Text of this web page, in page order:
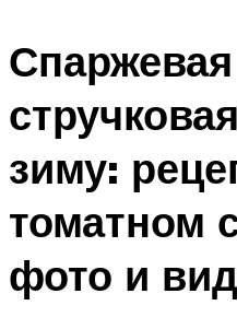
зиму:
томатном
фото и